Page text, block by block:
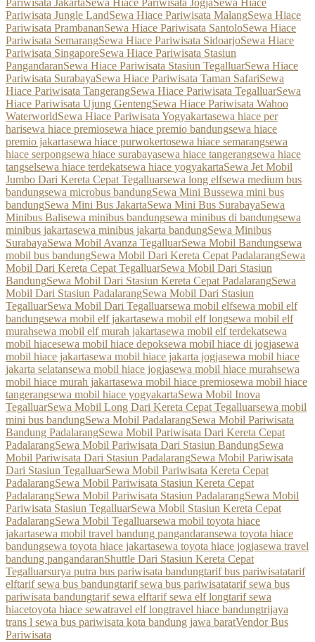
Pariwisata JakartaSewa Hiace Pariwisata JogjaSewa Hiace
Pariwisata Jungle LandSewa Hiace Pariwisata MalangSewa Hiace
Pariwisata PrambananSewa Hiace Pariwisata SantoloSewa Hiace
Pariwisata SemarangSewa Hiace Pariwisata SidoarjoSewa Hiace
Pariwisata SingaporeSewa Hiace Pariwisata Stasiun
PangandaranSewa Hiace Pariwisata Stasiun TegalluarSewa Hiace
Pariwisata SurabayaSewa Hiace Pariwisata Taman SafariSewa
Hiace Pariwisata TangerangSewa Hiace Pariwisata TegalluarSewa
Hiace Pariwisata Ujung GentengSewa Hiace Pariwisata Wahoo
WaterworldSewa Hiace Pariwisata Yogyakartasewa hiace per
harisewa hiace premiosewa hiace premio bandungsewa hiace
premio jakartasewa hiace purwokertosewa hiace semarangsewa
hiace serpongsewa hiace surabayasewa hiace tangerangsewa hiace
tangselsewa hiace terdekatsewa hiace yogyakartaSewa Jet Mobil
Jumbo Dari Kereta Cepat Tegalluarsewa long elfsewa medium bus
bandungsewa microbus bandungSewa Mini Bussewa mini bus
bandungSewa Mini Bus JakartaSewa Mini Bus SurabayaSewa
Minibus Balisewa minibus bandungsewa minibus di bandungsewa
minibus jakartasewa minibus jakarta bandungSewa Minibus
SurabayaSewa Mobil Avanza TegalluarSewa Mobil Bandungsewa
mobil bus bandungSewa Mobil Dari Kereta Cepat PadalarangSewa
Mobil Dari Kereta Cepat TegalluarSewa Mobil Dari Stasiun
BandungSewa Mobil Dari Stasiun Kereta Cepat PadalarangSewa
Mobil Dari Stasiun PadalarangSewa Mobil Dari Stasiun
TegalluarSewa Mobil Dari Tegalluarsewa mobil elfsewa mobil elf
bandungsewa mobil elf jakartasewa mobil elf longsewa mobil elf
murahsewa mobil elf murah jakartasewa mobil elf terdekatsewa
mobil hiacesewa mobil hiace depoksewa mobil hiace di jogjasewa
mobil hiace jakartasewa mobil hiace jakarta jogjasewa mobil hiace
jakarta selatansewa mobil hiace jogjasewa mobil hiace murahsewa
mobil hiace murah jakartasewa mobil hiace premiosewa mobil hiace
tangerangsewa mobil hiace yogyakartaSewa Mobil Inova
TegalluarSewa Mobil Long Dari Kereta Cepat Tegalluarsewa mobil
mini bus bandungSewa Mobil PadalarangSewa Mobil Pariwisata
Bandung PadalarangSewa Mobil Pariwisata Dari Kereta Cepat
PadalarangSewa Mobil Pariwisata Dari Stasiun BandungSewa
Mobil Pariwisata Dari Stasiun PadalarangSewa Mobil Pariwisata
Dari Stasiun TegalluarSewa Mobil Pariwisata Kereta Cepat
PadalarangSewa Mobil Pariwisata Stasiun Kereta Cepat
PadalarangSewa Mobil Pariwisata Stasiun PadalarangSewa Mobil
Pariwisata Stasiun TegalluarSewa Mobil Stasiun Kereta Cepat
PadalarangSewa Mobil Tegalluarsewa mobil toyota hiace
jakartasewa mobil travel bandung pangandaransewa toyota hiace
bandungsewa toyota hiace jakartasewa toyota hiace jogjasewa travel
bandung pangandaranShuttle Dari Stasiun Kereta Cepat
Tegalluarsurya putra bus pariwisata bandungtarif bus pariwisatatarif
elftarif sewa bus bandungtarif sewa bus pariwisatatarif sewa bus
pariwisata bandungtarif sewa elftarif sewa elf longtarif sewa
hiacetoyota hiace sewatravel elf longtravel hiace bandungtrijaya
trans l sewa bus pariwisata kota bandung jawa baratVendor Bus
Pariwisata